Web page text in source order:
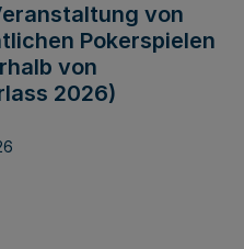
von
Pokerspielen
von
2026)